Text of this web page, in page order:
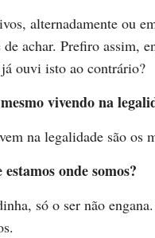
alternadamente ou
de achar. Prefiro assim,
ouvi isto ao contrário?
vivendo na
na legalidade são os
onde somos?
só o ser não